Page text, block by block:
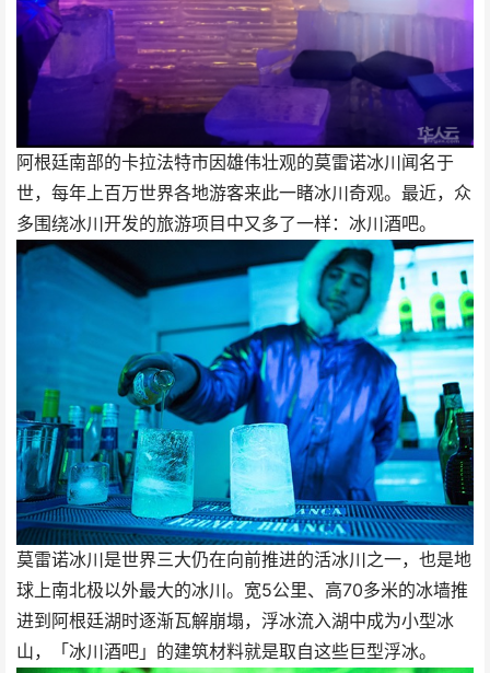
阿根廷南部的卡拉法特市因雄伟壮观的莫雷诺冰川闻名于
世，每年上百万世界各地游客来此一睹冰川奇观。最近，众
多围绕冰川开发的旅游项目中又多了一样：冰川酒吧。
莫雷诺冰川是世界三大仍在向前推进的活冰川之一，也是地
球上南北极以外最大的冰川。宽5公里、高70多米的冰墙推
进到阿根廷湖时逐渐瓦解崩塌，浮冰流入湖中成为小型冰
山，「冰川酒吧」的建筑材料就是取自这些巨型浮冰。